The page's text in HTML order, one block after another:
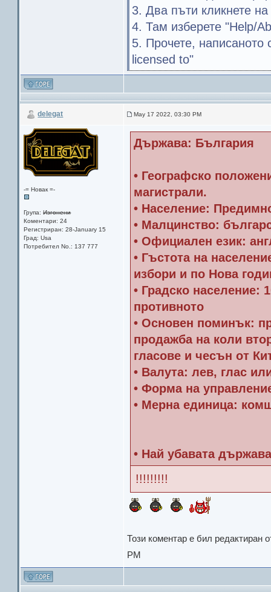
3. Два пъти кликнете
4. Там изберете "Help/
5. Прочете, написаното
licensed to"
delegat May 17 2022, 03:30 PM
-= Новак =-
Група:Изгонени
Коментари: 24
Регистриран: 28-January 15
Град: Usa
Потребител No.: 137 777
Държава: България
• Географско
магистрали.
• Население:
• Малцинство:
• Официален език:
• Гъстота на
избори и по Нова
• Градско население:
противното
• Основен поминък:
продажба на коли
гласове и чесън от
• Валута: лев, глас
• Форма на
• Мерна единица:
• Най убавата
!!!!!!!!!
Този коментар е бил редактиран
PM